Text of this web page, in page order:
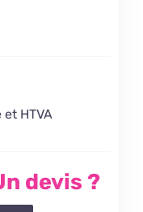
HTVA
devis ?